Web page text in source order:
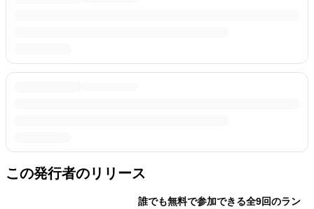
この発行者のリリース
誰でも無料で参加できる全9回のラン